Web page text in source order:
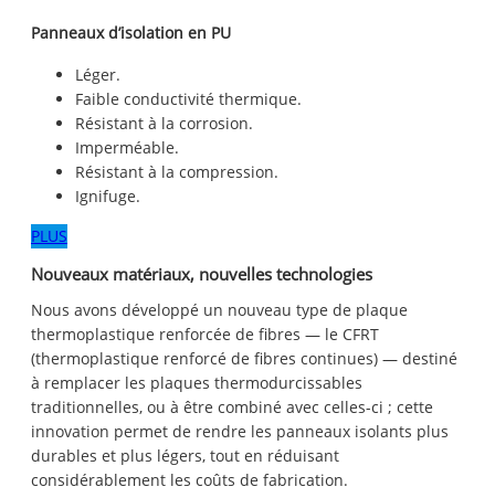
Panneaux d’isolation en PU
Léger.
Faible conductivité thermique.
Résistant à la corrosion.
Imperméable.
Résistant à la compression.
Ignifuge.
PLUS
Nouveaux matériaux, nouvelles technologies
Nous avons développé un nouveau type de plaque
thermoplastique renforcée de fibres — le CFRT
(thermoplastique renforcé de fibres continues) — destiné
à remplacer les plaques thermodurcissables
traditionnelles, ou à être combiné avec celles-ci ; cette
innovation permet de rendre les panneaux isolants plus
durables et plus légers, tout en réduisant
considérablement les coûts de fabrication.